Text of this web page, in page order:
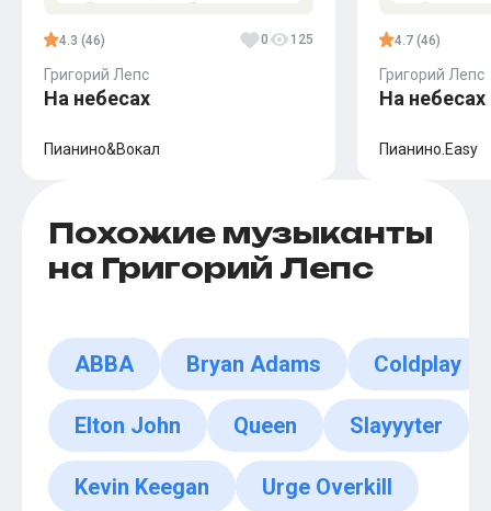
4.3 (46) 0 125
Григорий Лепс
На небесах
Пианино&Вокал
4.7 (46)
Григорий Лепс
На небесах
Пианино.Easy
Похожие музыканты
на Григорий Лепс
ABBA Bryan Adams Coldplay
Elton John Queen Slayyyter
Kevin Keegan Urge Overkill